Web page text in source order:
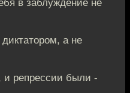
в заблуждение не
а не
репрессии были -